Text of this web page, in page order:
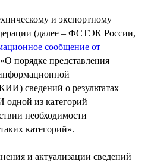
и экспортному
(далее – ФСТЭК России,
сообщение от
«О порядке представления
сведений о результатах
одной из категорий
необходимости
категорий».
и актуализации сведений